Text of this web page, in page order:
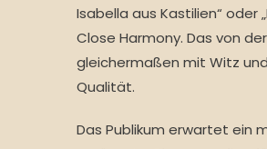
Isabella aus Kastilien“ oder
Close Harmony. Das von
gleichermaßen mit Witz
Qualität.
Das Publikum erwartet ein